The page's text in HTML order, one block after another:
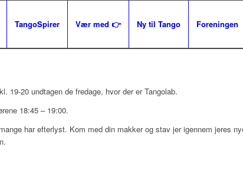
TangoSpirer Vær med 👉 Ny til Tango Foreningen
19-20 undtagen de fredage, hvor der er Tangolab.
18:45 – 19:00.
har efterlyst. Kom med din makker og stav jer igennem jeres